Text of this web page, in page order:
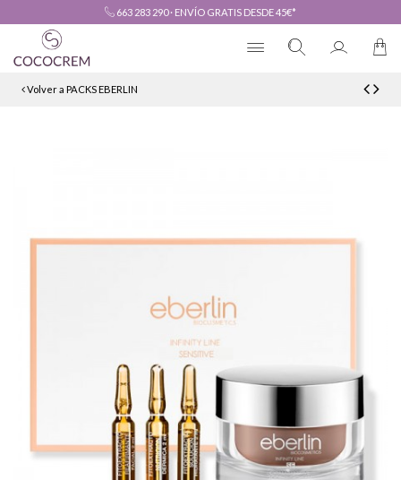
663 283 290· ENVÍO GRATIS DESDE 45€*
Volver a PACKS EBERLIN